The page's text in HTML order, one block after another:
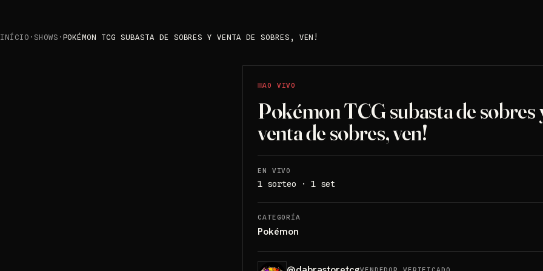
INÍCIO · SHOWS · POKÉMON TCG SUBASTA DE SOBRES Y VENTA DE SOBRES, VEN!
AO VIVO
Pokémon TCG subasta de sobres
venta de sobres, ven!
EN VIVO
1 sorteo · 1 set
CATEGORÍA
Pokémon